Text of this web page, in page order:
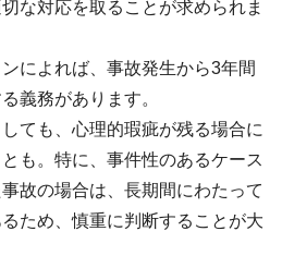
な対応を取ることが求められま
によれば、事故発生から3年間
義務があります。
ても、心理的瑕疵が残る場合に
も。特に、事件性のあるケース
故の場合は、長期間にわたって
ため、慎重に判断することが大